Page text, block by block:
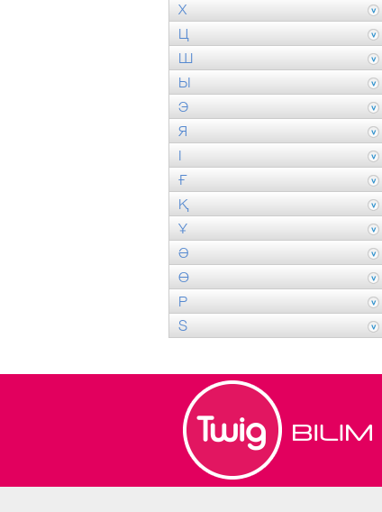
Х
Ц
Ш
Ы
Э
Я
І
Ғ
Қ
Ұ
Ә
Ө
P
S